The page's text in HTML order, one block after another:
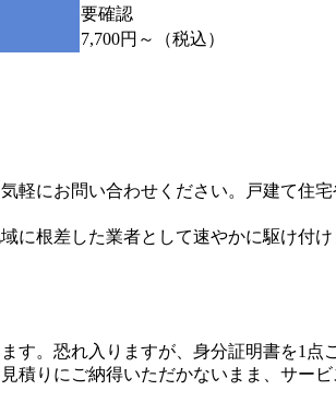
要確認
7,700円～（税込）
にお問い合わせください。戸建て住
に根差した業者として速やかに駆け付け
。恐れ入りますが、身分証明書を1点
りにご納得いただかないまま、サー